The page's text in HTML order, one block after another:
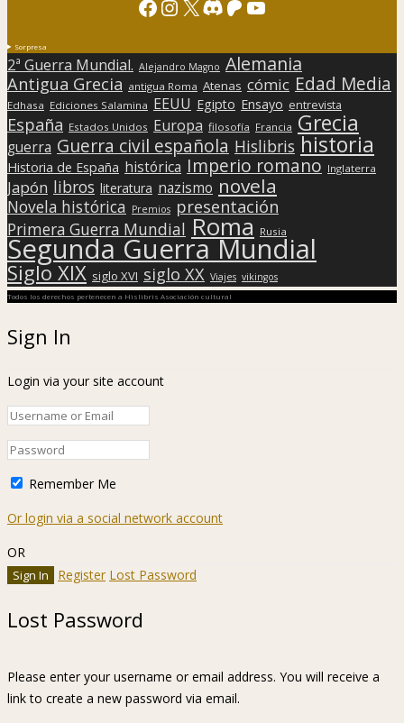
Sorpresa
2ª Guerra Mundial. Alejandro Magno Alemania
Antigua Grecia antigua Roma Atenas cómic Edad Media
Edhasa Ediciones Salamina EEUU Egipto Ensayo entrevista
España Estados Unidos Europa filosofía Francia Grecia
guerra Guerra civil española Hislibris historia
Historia de España histórica Imperio romano Inglaterra
Japón libros literatura nazismo novela
Novela histórica Premios presentación
Primera Guerra Mundial Roma Rusia
Segunda Guerra Mundial
Siglo XIX siglo XVI siglo XX Viajes vikingos
Todos los derechos pertenecen a Hislibris Asociación cultural
Sign In
Login via your site account
Remember Me
Or login via a social network account
OR
Register Lost Password
Lost Password
Please enter your username or email address. You will receive a
link to create a new password via email.